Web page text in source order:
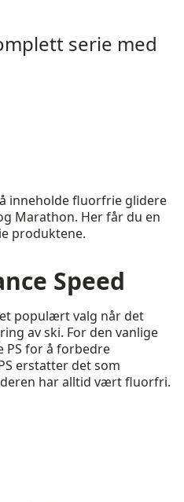
serie med
inneholde fluorfrie glidere
Marathon. Her får du en
produktene.
Speed
populært valg når det
av ski. For den vanlige
PS for å forbedre
erstatter det som
har alltid vært fluorfri.